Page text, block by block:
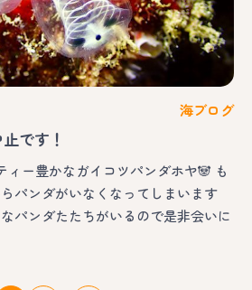
海ブログ
です！
ィー豊かなガイコツパンダホヤ🐼 も
パンダがいなくなってしまいます
パンダたたちがいるので是非会いに